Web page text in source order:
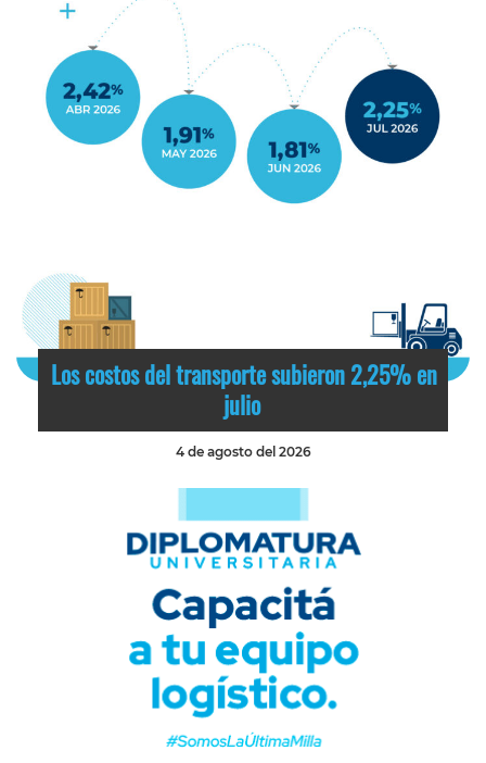
Los costos del transporte subieron 2,25% en
julio
4 de agosto del 2026